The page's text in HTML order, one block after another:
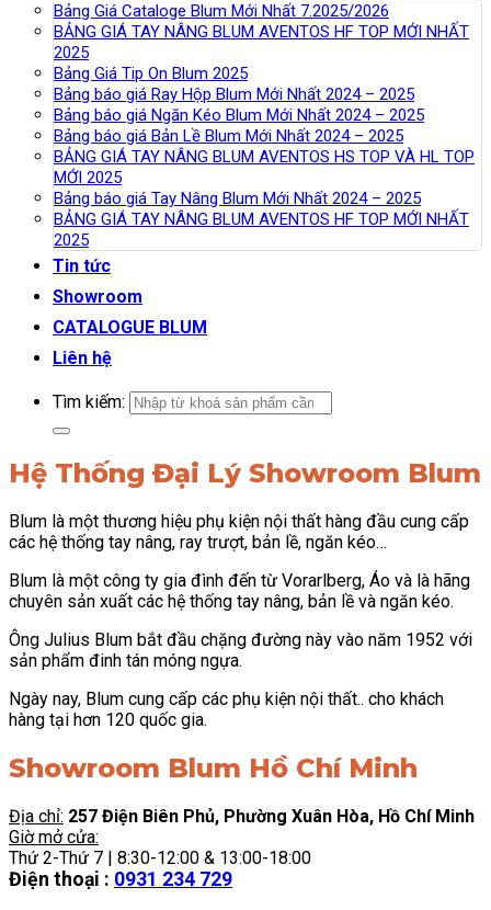
Bảng Giá Cataloge Blum Mới Nhất 7.2025/2026
BẢNG GIÁ TAY NÂNG BLUM AVENTOS HF TOP MỚI NHẤT
2025
Bảng Giá Tip On Blum 2025
Bảng báo giá Ray Hộp Blum Mới Nhất 2024 – 2025
Bảng báo giá Ngăn Kéo Blum Mới Nhất 2024 – 2025
Bảng báo giá Bản Lề Blum Mới Nhất 2024 – 2025
BẢNG GIÁ TAY NÂNG BLUM AVENTOS HS TOP VÀ HL TOP
MỚI 2025
Bảng báo giá Tay Nâng Blum Mới Nhất 2024 – 2025
BẢNG GIÁ TAY NÂNG BLUM AVENTOS HF TOP MỚI NHẤT
2025
Tin tức
Showroom
CATALOGUE BLUM
Liên hệ
Tìm kiếm:
Hệ Thống Đại Lý Showroom Blum
Blum là một thương hiệu phụ kiện nội thất hàng đầu cung cấp
các hệ thống tay nâng, ray trượt, bản lề, ngăn kéo…
Blum là một công ty gia đình đến từ Vorarlberg, Áo và là hãng
chuyên sản xuất các hệ thống tay nâng, bản lề và ngăn kéo.
Ông Julius Blum bắt đầu chặng đường này vào năm 1952 với
sản phẩm đinh tán móng ngựa.
Ngày nay, Blum cung cấp các phụ kiện nội thất.. cho khách
hàng tại hơn 120 quốc gia.
Showroom Blum Hồ Chí Minh
Địa chỉ: 257 Điện Biên Phủ, Phường Xuân Hòa, Hồ Chí Minh
Giờ mở cửa:
Thứ 2-Thứ 7 | 8:30-12:00 & 13:00-18:00
Điện thoại : 0931 234 729